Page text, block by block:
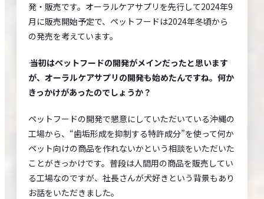
発・販売です。オーラルケアサプリを先行して2024年9
月に販売開始予定で、ペットフードは2024年冬頃から
の発売を考えています。
―― 当初はペットフードの開発がメインだったと思います
が、オーラルケアサプリの開発も始めたんですね。何か
きっかけがあったのでしょうか？
ペットフードの開発で懇意にしていただいている沖縄の
工場から、“歯垢形成を抑制する特許成分”を使って何か
ペット向けの商品を作れないかという相談をいただいた
ことがきっかけです。普段は人間用の商品を販売してい
る工場なのですが、社長さんが犬好きという背景もあり
お話をいただきました。